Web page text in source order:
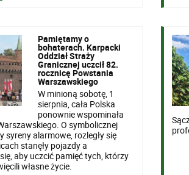
Pamiętamy o
bohaterach. Karpacki
Oddział Straży
Granicznej uczcił 82.
rocznicę Powstania
Warszawskiego
W minioną sobotę, 1
sierpnia, cała Polska
ponownie wspominała
O symbolicznej
syreny alarmowe, rozległy się
stanęły pojazdy a
aby uczcić pamięć tych, którzy
własne życie.